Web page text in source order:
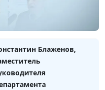
по связям с
Блаженов,